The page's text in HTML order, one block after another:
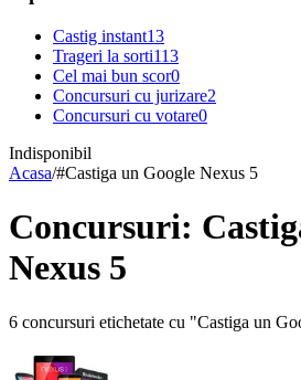
Castig instant13
Trageri la sorti113
Cel mai bun scor0
Concursuri cu jurizare2
Concursuri cu votare0
Indisponibil
Acasa/#Castiga un Google Nexus 5
Concursuri:
Nexus 5
6 concursuri etichetate cu "Castiga un